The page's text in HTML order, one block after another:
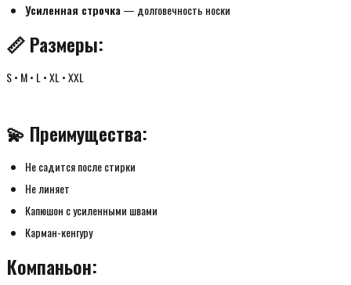
Усиленная строчка — долговечность носки
📏 Размеры:
S • M • L • XL • XXL
💫 Преимущества:
Не садится после стирки
Не линяет
Капюшон с усиленными швами
Карман-кенгуру
Компаньон: